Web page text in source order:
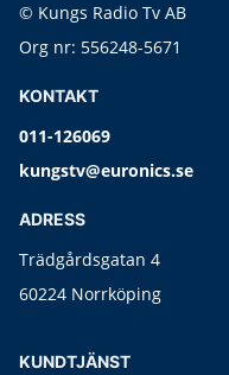
© Kungs Radio Tv AB
Org nr: 556248-5671
KONTAKT
011-126069
kungstv@euronics.se
ADRESS
Trädgårdsgatan 4
60224 Norrköping
KUNDTJÄNST